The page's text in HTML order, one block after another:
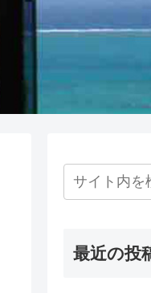
最近の投